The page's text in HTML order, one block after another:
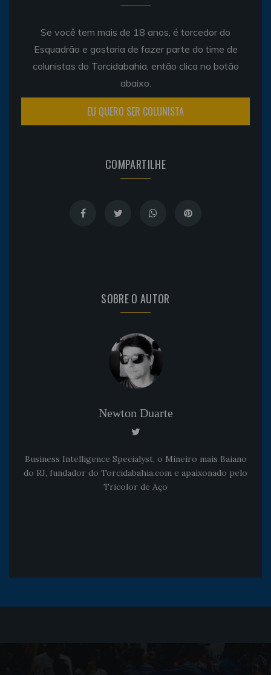
Se você tem mais de 18 anos, é torcedor do
Esquadrão e gostaria de fazer parte do time de
colunistas do Torcidabahia, então clica no botão
abaixo.
EU QUERO SER COLUNISTA
COMPARTILHE
SOBRE O AUTOR
Newton Duarte
Business Intelligence Specialyst, o Mineiro mais Baiano
do RJ, fundador do Torcidabahia.com e apaixonado pelo
Tricolor de Aço